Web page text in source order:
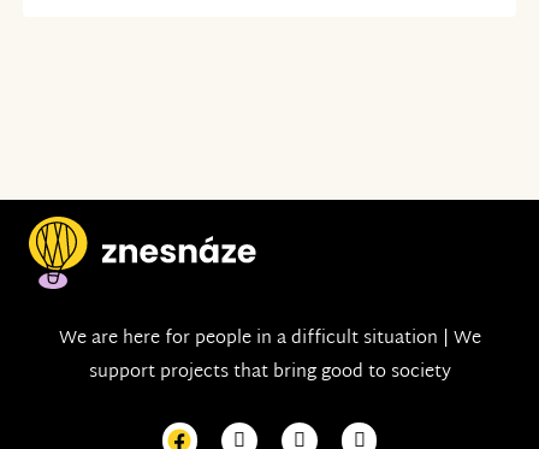
We are here for people in a difficult situation | We
support projects that bring good to society